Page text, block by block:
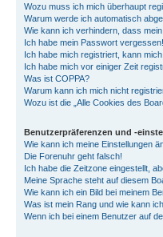
Wozu muss ich mich überhaupt
Warum werde ich automatisch
Wie kann ich verhindern, dass
Ich habe mein Passwort vergessen!
Ich habe mich registriert, kann
Ich habe mich vor einiger Zeit
Was ist COPPA?
Warum kann ich mich nicht
Wozu ist die „Alle Cookies des
Benutzerpräferenzen und -
Wie kann ich meine Einstellungen
Die Forenuhr geht falsch!
Ich habe die Zeitzone eingestellt,
Meine Sprache steht auf diesem
Wie kann ich ein Bild bei meinem
Was ist mein Rang und wie kann
Wenn ich bei einem Benutzer auf